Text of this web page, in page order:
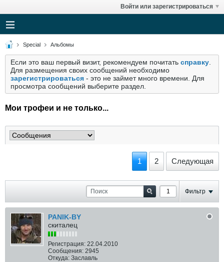
Войти или зарегистрироваться
Special Альбомы
Если это ваш первый визит, рекомендуем почитать справку
Для размещения своих сообщений необходимо
зарегистрироваться - это не займет много времени. Для
просмотра сообщений выберите раздел.
Мои трофеи и не только...
1 2 Следующая
Фильтр
PANIK-BY
скиталец
Регистрация: 22.04.2010
Сообщения: 2945
Откуда: Заславль